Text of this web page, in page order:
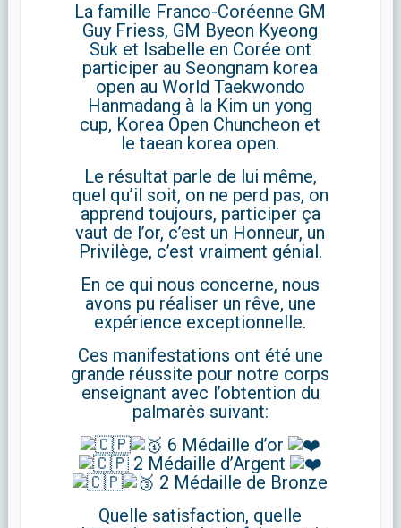
La famille Franco-Coréenne GM
Guy Friess, GM Byeon Kyeong
Suk et Isabelle en Corée ont
participer au Seongnam korea
open au World Taekwondo
Hanmadang à la Kim un yong
cup, Korea Open Chuncheon et
le taean korea open.
Le résultat parle de lui même,
quel qu’il soit, on ne perd pas, on
apprend toujours, participer ça
vaut de l’or, c’est un Honneur, un
Privilège, c’est vraiment génial.
En ce qui nous concerne, nous
avons pu réaliser un rêve, une
expérience exceptionnelle.
Ces manifestations ont été une
grande réussite pour notre corps
enseignant avec l’obtention du
palmarès suivant:
6 Médaille d’or
2 Médaille d’Argent
2 Médaille de Bronze
Quelle satisfaction, quelle